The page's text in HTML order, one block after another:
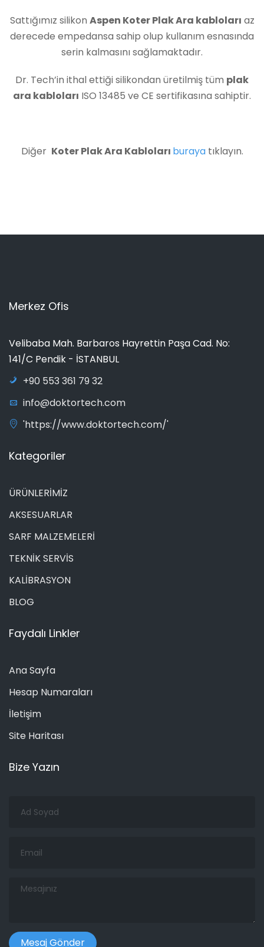
Sattığımız silikon Aspen Koter Plak Ara kabloları az
derecede empedansa sahip olup kullanım esnasında
serin kalmasını sağlamaktadır.
Dr. Tech’in ithal ettiği silikondan üretilmiş tüm plak
ara kabloları ISO 13485 ve CE sertifikasına sahiptir.
Diğer Koter Plak Ara Kabloları burayatıklayın.
Merkez Ofis
Velibaba Mah. Barbaros Hayrettin Paşa Cad. No:
141/C Pendik - İSTANBUL
+90 553 361 79 32
info@doktortech.com
'https://www.doktortech.com/'
Kategoriler
ÜRÜNLERİMİZ
AKSESUARLAR
SARF MALZEMELERİ
TEKNİK SERVİS
KALİBRASYON
BLOG
Faydalı Linkler
Ana Sayfa
Hesap Numaraları
İletişim
Site Haritası
Bize Yazın
Soyad
Mesajınız